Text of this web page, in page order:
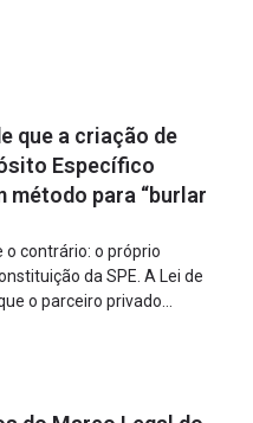
que a criação de
Específico
método para “burlar
o contrário: o próprio
da SPE. A Lei de
o parceiro privado
“fraude à licitação” é